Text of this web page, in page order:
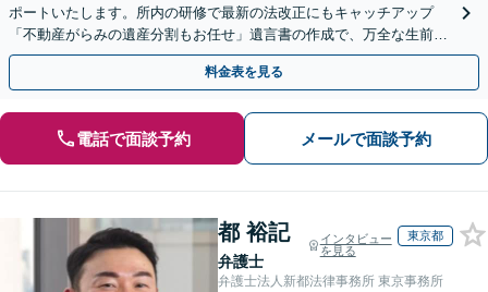
ポートいたします。所内の研修で最新の法改正にもキャッチアップ
「不動産がらみの遺産分割もお任せ」遺言書の作成で、万全な生前対
策をおこないましょう【夜間・休日面談可】
料金表を見る
電話で面談予約 メールで面談予約
都 裕記
弁護士
インタビュー
を見る
東京都
弁護士法人新都法律事務所 東京事務所